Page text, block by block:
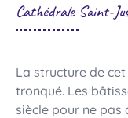
Cathédrale Saint-
La structure de
tronqué. Les
siècle pour ne